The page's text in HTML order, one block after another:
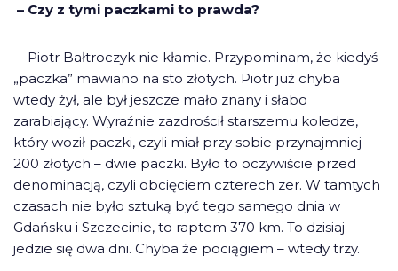
– Czy z tymi paczkami to prawda?
– Piotr Bałtroczyk nie kłamie. Przypominam, że kiedyś
„paczka” mawiano na sto złotych. Piotr już chyba
wtedy żył, ale był jeszcze mało znany i słabo
zarabiający. Wyraźnie zazdrościł starszemu koledze,
który woził paczki, czyli miał przy sobie przynajmniej
200 złotych – dwie paczki. Było to oczywiście przed
denominacją, czyli obcięciem czterech zer. W tamtych
czasach nie było sztuką być tego samego dnia w
Gdańsku i Szczecinie, to raptem 370 km. To dzisiaj
jedzie się dwa dni. Chyba że pociągiem – wtedy trzy.